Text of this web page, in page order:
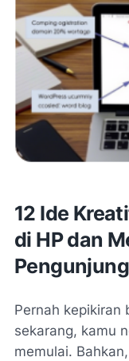
12 Ide
di HP dan
Pengunjung
Pernah kepikiran
sekarang, kamu
memulai.